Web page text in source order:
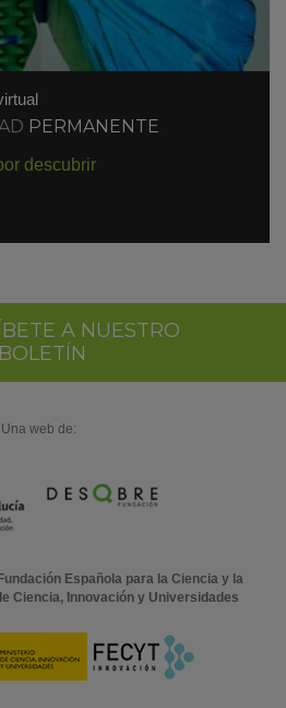
PERMANENTE
descubrir
A NUESTRO
BOLETÍN
Una web de:
Española para la Ciencia y la
Ciencia, Innovación y Universidades